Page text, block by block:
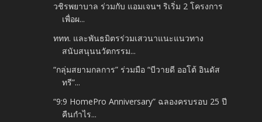
วชิรพยาบาล ร่วมกับ แอมเจนฯ ริเริ่ม 2 โครงการ
เพื่อผ...
ททท. และพันธมิตรร่วมเสวนาแนะแนวทาง
สนับสนุนนวัตกรรม...
“กลุ่มสยามกลการ” ร่วมมือ “บีวายดี ออโต้ อินดัส
ทรี”...
“9:9 HomePro Anniversary” ฉลองครบรอบ 25 ปี
คืนกำไร...